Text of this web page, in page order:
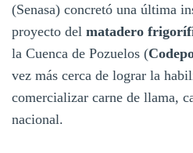
(Senasa) concretó una última
proyecto del matadero
la Cuenca de Pozuelos (
vez más cerca de lograr la
comercializar carne de llama,
nacional.